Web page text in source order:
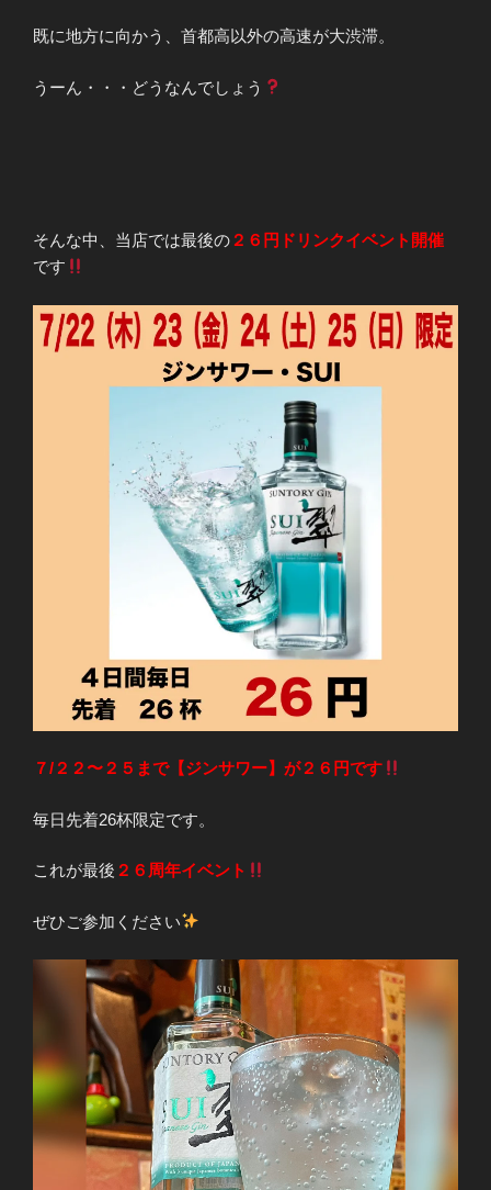
既に地方に向かう、首都高以外の高速が大渋滞。
うーん・・・どうなんでしょう
そんな中、当店では最後の ２６円ドリンクイベント開催
です
７/２２〜２５まで【ジンサワー】が２６円です
毎日先着26杯限定です。
これが最後 ２６周年イベント
ぜひご参加ください